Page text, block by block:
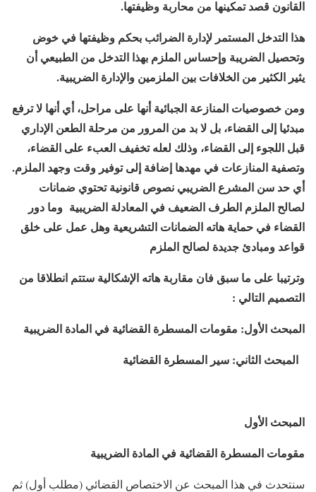
القانون قصد تمكينها من محاربة وظيفتها.
هذا التدخل المستمر لإدارة الضرائب بحكم وظيفتها في خوض
وتحصيل الضريبة وإحساس الملزم بهذا التدخل من الطبيعي أن
يثير الكثير من الخلافات بين الملزمين والإدارة الضريبية.
ومن خصوصيات المنازعة الجبائية أنها على مراحل، أي أنها لا ترفع
مبدئيا إلى القضاء، بل لا بد من المرور من مرحلة الطعن الإداري
قبل اللجوء إلى القضاء، وذلك لعله تخفيف العبء على القضاء،
وتصفية المنازعات في مهدها إضافة إلى توفير وقت وجهد الملزم.
أي حد سن المشرع الضريبي نصوص قانونية تحتوي ضمانات
لصالح الملزم الطرف الضعيف في المعادلة الضريبية وما دور
القضاء في حماية هاته الضمانات التشريعية وهل عمل على خلق
قواعد ومبادئ جديدة لصالح الملزم
وترتيبا على ما سبق فان مقاربة هاته الإشكالية ستتم انطلاقا من
التصميم التالي :
المبحث الأول: مقومات المسطرة القضائية في المادة الضريبية
المبحث الثاني: سير المسطرة القضائية
المبحث الأول
مقومات المسطرة القضائية في المادة الضريبية
سنتحدث في هذا المبحث عن الاختصاص القضائي (مطلب أول) ثم